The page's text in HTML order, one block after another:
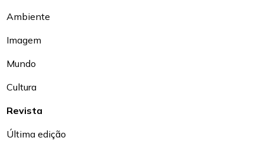
Ambiente
Imagem
Mundo
Cultura
Revista
Última edição